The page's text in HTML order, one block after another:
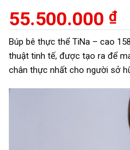
dựa trên
đánh giá
55.500.000 ₫
Búp bê thực thể TiNa – cao
thuật tinh tế, được tạo ra để
chân thực nhất cho người sở